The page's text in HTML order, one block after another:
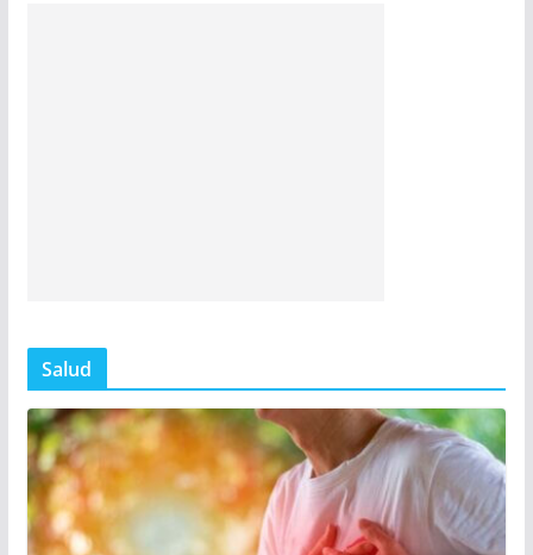
Salud